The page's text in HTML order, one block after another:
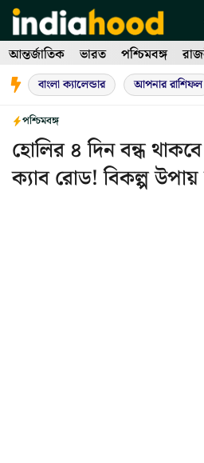
Skip
to
content
আন্তর্জাতিক ভারত পশ্চিমবঙ্গ
বাংলা ক্যালেন্ডার আপনার রাশিফল
পশ্চিমবঙ্গ
হোলির ৪ দিন বন্ধ
ক্যাব রোড! বিকল্প